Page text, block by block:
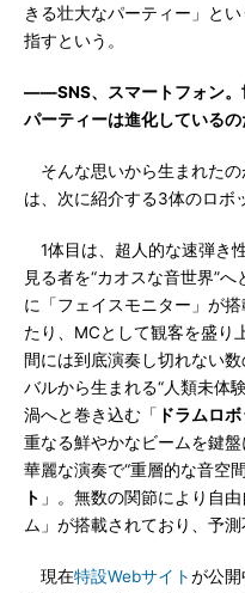
きる壮大なパーティー」と
指すという。
――SNS、スマートフォン。
パーティーは進化しているの
そんな思いから生まれたの
は、次に紹介する3体のロボ
1体目は、超人的な速弾き
見る者を“カオスな音世界”へ
に「フェイスモニター」が
たり、MCとして観客を盛り
間には到底演奏し切れない
バルから生まれる“人類未体
渦へと巻き込む「 ドラムロボ
重なる鮮やかなビームを鍵
華麗な演奏で“重層的な音空
ト 」。無数の関節により自
ム」が搭載されており、予
現在特設Webサイトが公開